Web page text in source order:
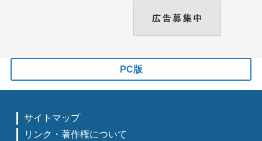
PC版
サイトマップ
リンク・著作権について